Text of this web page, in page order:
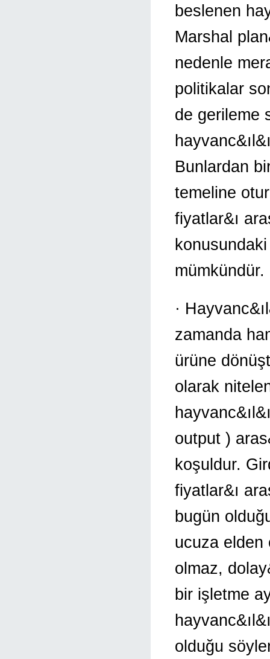
beslenen
Marshal
nedenle
politikalar
de gerileme
Bunlardan
temeline
fiyatlar&ı
mümkündür.
·
zamanda
ürüne
olarak
output )
koşuldur.
fiyatlar&ı
bugün
ucuza elden
olmaz,
bir işletme
olduğu